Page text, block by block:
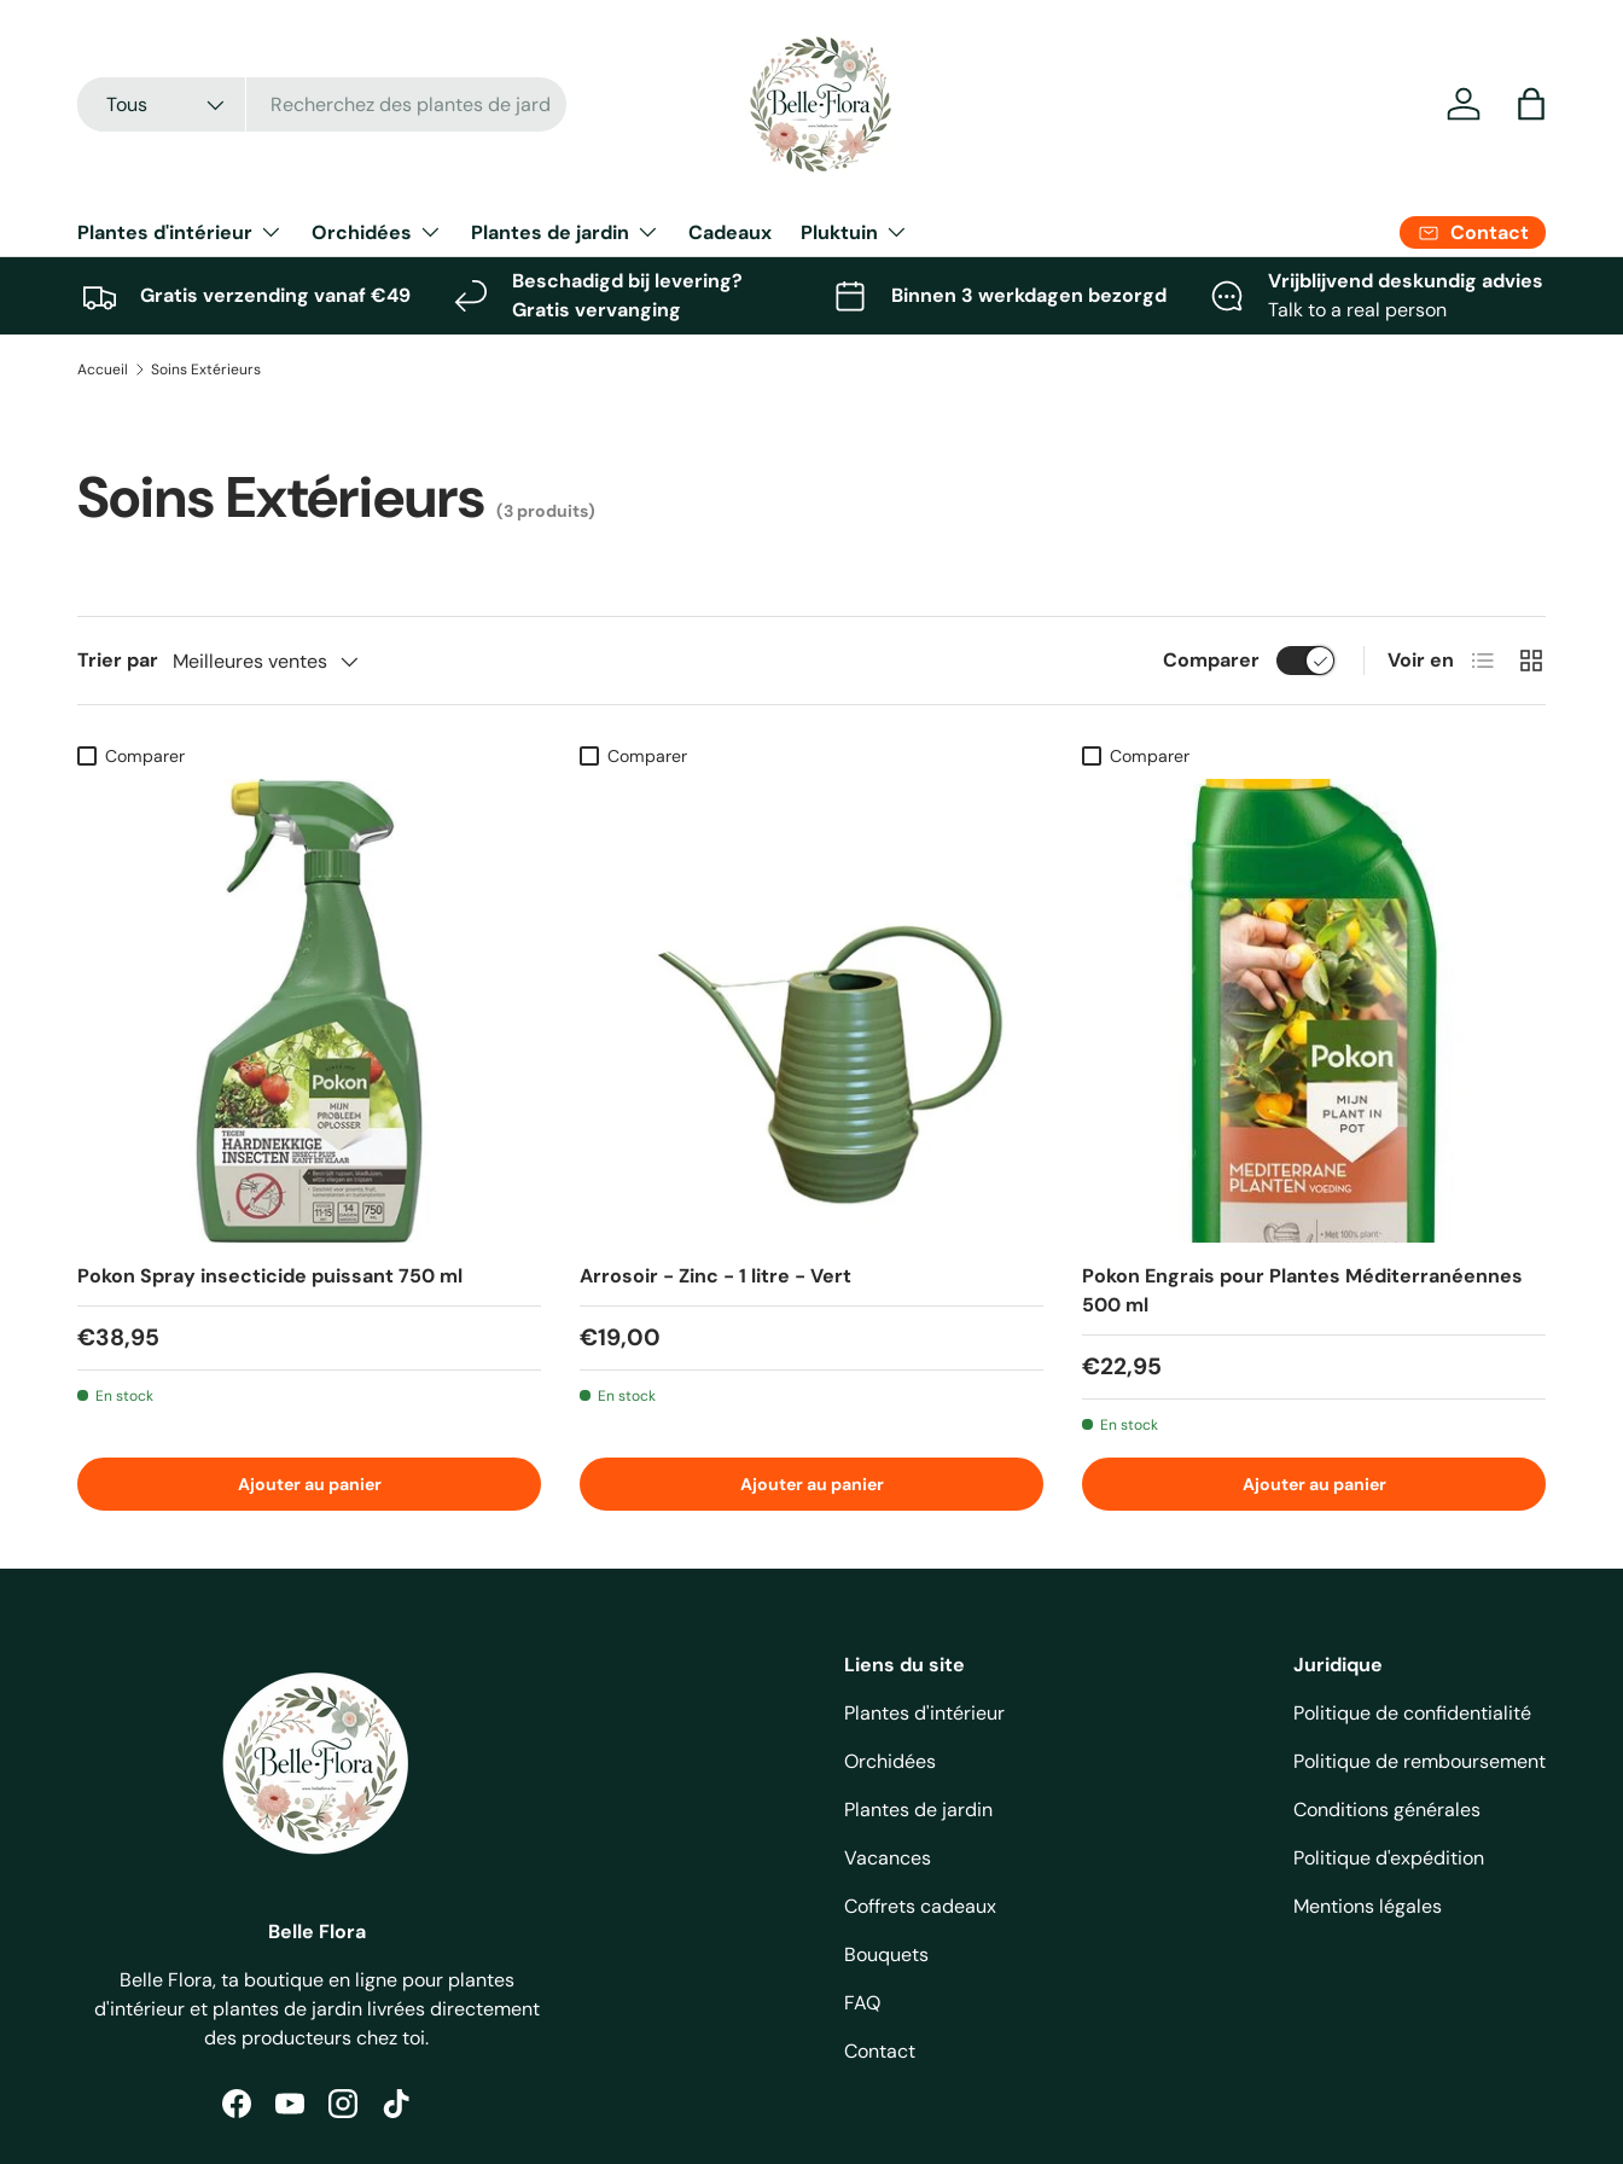
Recherche
Type de produit
Tous Se connecter
Panier
Plantes d'intérieur Orchidées Plantes de jardin Cadeaux Pluktuin Contact
Gratis verzending vanaf €49
Beschadigd bij levering?
Gratis vervanging
Binnen 3 werkdagen bezorgd
Vrijblijvend deskundig advies
Talk to a real person
Accueil Soins Extérieurs
Soins Extérieurs (3 produits)
Trier par Meilleures ventes Comparer Voir en Liste Grille
Comparer
Pokon Spray insecticide puissant 750 ml
Prix habituel
€38,95
En stock
Ajouter au panier
Comparer
Arrosoir - Zinc - 1 litre - Vert
Prix habituel
€19,00
En stock
Ajouter au panier
Comparer
Pokon Engrais pour Plantes Méditerranéennes
500 ml
Prix habituel
€22,95
En stock
Ajouter au panier
Belle Flora
Belle Flora, ta boutique en ligne pour plantes
d'intérieur et plantes de jardin livrées directement
des producteurs chez toi.
FacebookYouTubeInstagramTikTok
Liens du site
Plantes d'intérieur
Orchidées
Plantes de jardin
Vacances
Coffrets cadeaux
Bouquets
FAQ
Contact
Juridique
Politique de confidentialité
Politique de remboursement
Conditions générales
Politique d'expédition
Mentions légales